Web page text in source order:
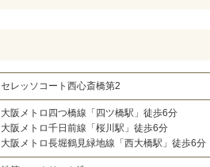
セレッソコート西心斎橋第2
大阪メトロ四つ橋線「四ツ橋駅」徒歩6分
大阪メトロ千日前線「桜川駅」徒歩6分
大阪メトロ長堀鶴見緑地線「西大橋駅」徒歩6分